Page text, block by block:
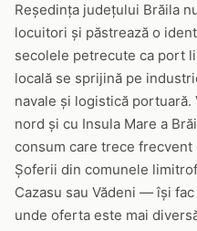
Reședința județului Brăila
locuitori și păstrează o
secolele petrecute ca port
locală se sprijină pe
navale și logistică portuară.
nord și cu Insula Mare a
consum care trece
Șoferii din comunele
Cazasu sau Vădeni — își
unde oferta este mai